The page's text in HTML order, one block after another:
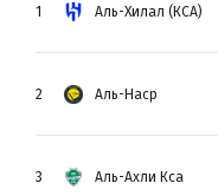
1 Аль-Хилал (КСА)
2 Аль-Наср
3 Аль-Ахли Кса